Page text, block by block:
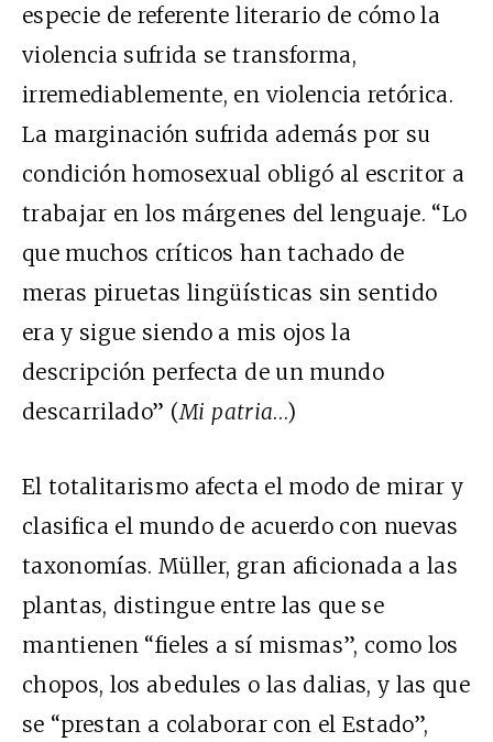
especie de referente literario de cómo la
violencia sufrida se transforma,
irremediablemente, en violencia retórica.
La marginación sufrida además por su
condición homosexual obligó al escritor a
trabajar en los márgenes del lenguaje. “Lo
que muchos críticos han tachado de
meras piruetas lingüísticas sin sentido
era y sigue siendo a mis ojos la
descripción perfecta de un mundo
descarrilado” (Mi patria…)
El totalitarismo afecta el modo de mirar y
clasifica el mundo de acuerdo con nuevas
taxonomías. Müller, gran aficionada a las
plantas, distingue entre las que se
mantienen “fieles a sí mismas”, como los
chopos, los abedules o las dalias, y las que
se “prestan a colaborar con el Estado”,